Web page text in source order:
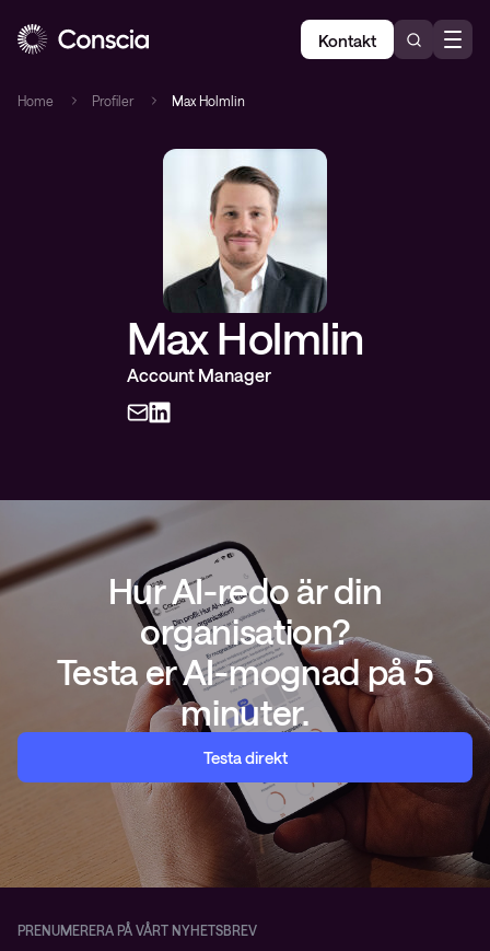
Kontakt
Home Profiler Max Holmlin
Max Holmlin
Account Manager
Hur AI-redo är din
organisation?
Testa er AI-mognad på 5
minuter.
Testa direkt
PRENUMERERA PÅ VÅRT NYHETSBREV